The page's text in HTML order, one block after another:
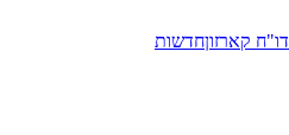
דו"ח קארזוןחדשות